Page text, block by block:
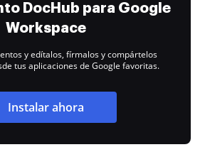
DocHub para Google
Workspace
y edítalos, fírmalos y compártelos
tus aplicaciones de Google favoritas.
Instalar ahora